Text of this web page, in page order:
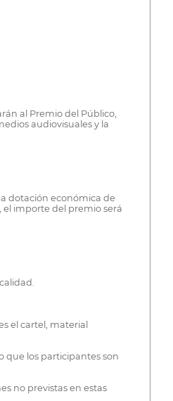
al Premio del Público,
audiovisuales y la
dotación económica de
el importe del premio será
el cartel, material
que los participantes son
no previstas en estas